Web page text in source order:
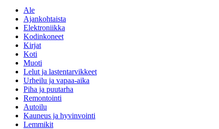
Ale
Ajankohtaista
Elektroniikka
Kodinkoneet
Kirjat
Koti
Muoti
Lelut ja lastentarvikkeet
Urheilu ja vapaa-aika
Piha ja puutarha
Remontointi
Autoilu
Kauneus ja hyvinvointi
Lemmikit